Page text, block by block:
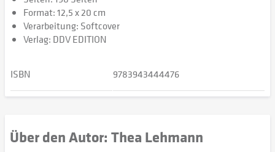
Format: 12,5 x 20 cm
Verarbeitung: Softcover
Verlag: DDV EDITION
ISBN 9783943444476
Über den Autor: Thea Lehmann